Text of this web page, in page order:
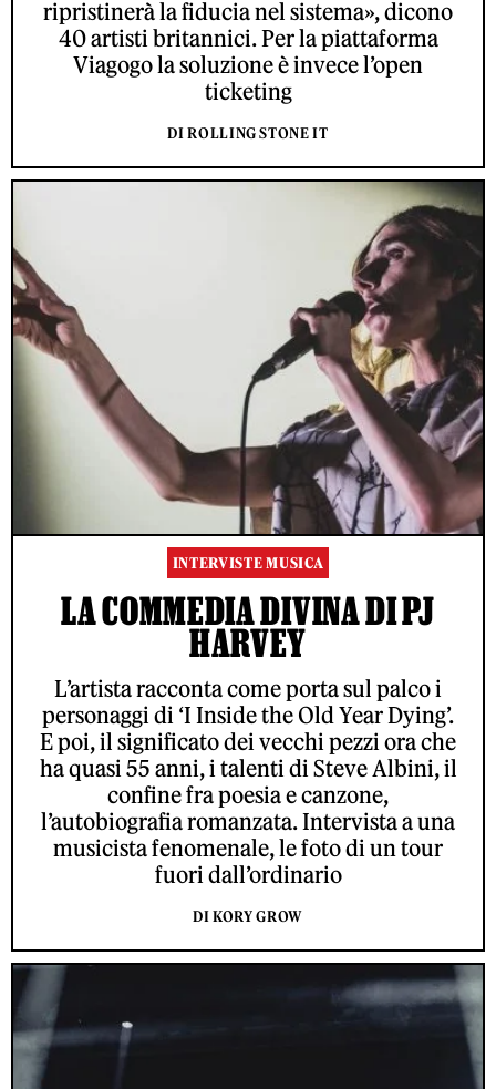
ripristinerà la fiducia nel sistema», dicono
40 artisti britannici. Per la piattaforma
Viagogo la soluzione è invece l’open
ticketing
DI ROLLING STONE IT
INTERVISTE MUSICA
LA COMMEDIA DIVINA DI PJ
HARVEY
L’artista racconta come porta sul palco i
personaggi di ‘I Inside the Old Year Dying’.
E poi, il significato dei vecchi pezzi ora che
ha quasi 55 anni, i talenti di Steve Albini, il
confine fra poesia e canzone,
l’autobiografia romanzata. Intervista a una
musicista fenomenale, le foto di un tour
fuori dall’ordinario
DI KORY GROW